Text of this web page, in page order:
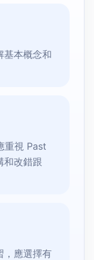
基本概念和
重視 Past
和改錯跟
，應選擇有